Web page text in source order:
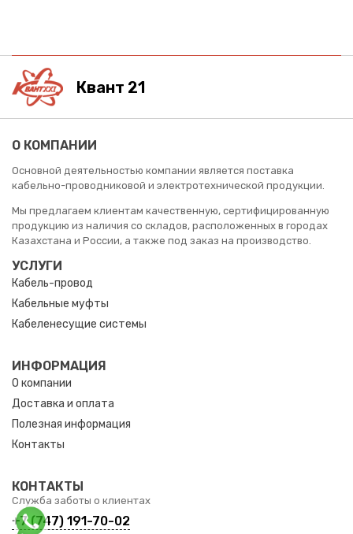
Квант 21
О КОМПАНИИ
Основной деятельностью компании является поставка
кабельно-проводниковой и электротехнической продукции.
Мы предлагаем клиентам качественную, сертифицированную
продукцию из наличия со складов, расположенных в городах
Казахстана и России, а также под заказ на производство.
УСЛУГИ
Кабель-провод
Кабельные муфты
Кабеленесущие системы
ИНФОРМАЦИЯ
О компании
Доставка и оплата
Полезная информация
Контакты
КОНТАКТЫ
Служба заботы о клиентах
+7 (747) 191-70-02